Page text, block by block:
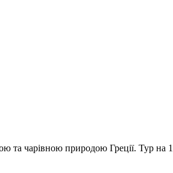
та чарівною природою Греції. Тур на